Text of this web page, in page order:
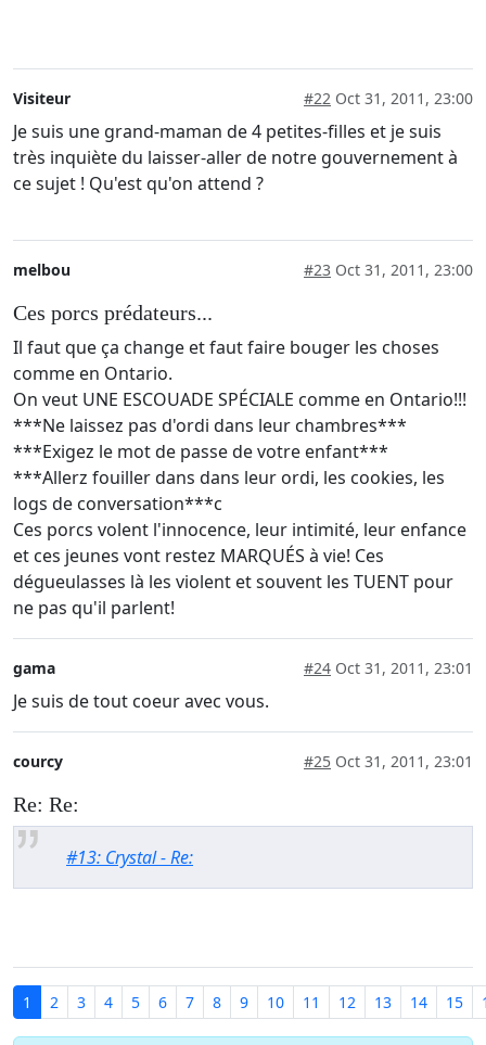
Visiteur #22 Oct 31, 2011, 23:00
Je suis une grand-maman de 4 petites-filles et je suis
très inquiète du laisser-aller de notre gouvernement à
ce sujet ! Qu'est qu'on attend ?
melbou #23 Oct 31, 2011, 23:00
Ces porcs prédateurs...
Il faut que ça change et faut faire bouger les choses
comme en Ontario.
On veut UNE ESCOUADE SPÉCIALE comme en Ontario!!!
***Ne laissez pas d'ordi dans leur chambres***
***Exigez le mot de passe de votre enfant***
***Allerz fouiller dans dans leur ordi, les cookies, les
logs de conversation***c
Ces porcs volent l'innocence, leur intimité, leur enfance
et ces jeunes vont restez MARQUÉS à vie! Ces
dégueulasses là les violent et souvent les TUENT pour
ne pas qu'il parlent!
gama #24 Oct 31, 2011, 23:01
Je suis de tout coeur avec vous.
courcy #25 Oct 31, 2011, 23:01
Re: Re:
#13: Crystal - Re:
1 2 3 4 5 6 7 8 9 10 11 12 13 14 15